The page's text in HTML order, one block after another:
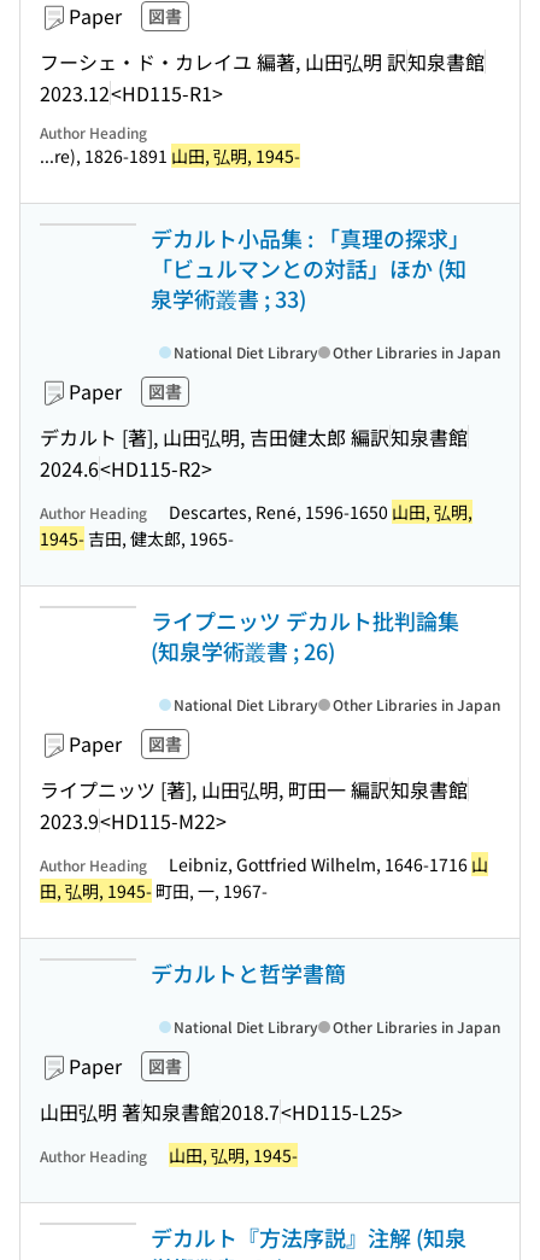
Paper 図書
フーシェ・ド・カレイユ 編著, 山田弘明 訳知泉書館
2023.12<HD115-R1>
Author Heading
...re), 1826-1891 山田, 弘明, 1945-
デカルト小品集 : 「真理の探求」
「ビュルマンとの対話」ほか (知
泉学術叢書 ; 33)
Paper 図書
デカルト [著], 山田弘明, 吉田健太郎 編訳知泉書館
2024.6<HD115-R2>
National Diet Library Other Libraries in Japan
Author Heading Descartes, René, 1596-1650 山田, 弘明,
1945-吉田, 健太郎, 1965-
ライプニッツ デカルト批判論集
(知泉学術叢書 ; 26)
Paper 図書
ライプニッツ [著], 山田弘明, 町田一 編訳知泉書館
2023.9<HD115-M22>
National Diet Library Other Libraries in Japan
Author Heading Leibniz, Gottfried Wilhelm, 1646-1716 山
田, 弘明, 1945- 町田, 一, 1967-
デカルトと哲学書簡
Paper 図書
山田弘明 著知泉書館2018.7<HD115-L25>
National Diet Library Other Libraries in Japan
Author Heading 山田, 弘明, 1945-
デカルト『方法序説』注解 (知泉